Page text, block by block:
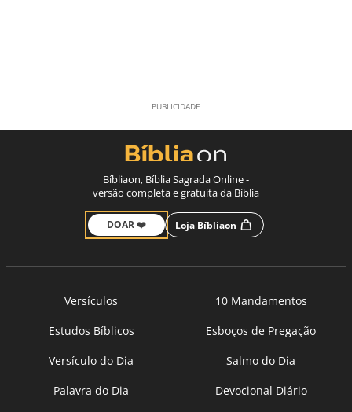
Bíbliaon, Bíblia Sagrada Online -
versão completa e gratuita da Bíblia
DOAR ❤️ Loja Bíbliaon
Versículos
10 Mandamentos
Estudos Bíblicos
Esboços de Pregação
Versículo do Dia
Salmo do Dia
Palavra do Dia
Devocional Diário